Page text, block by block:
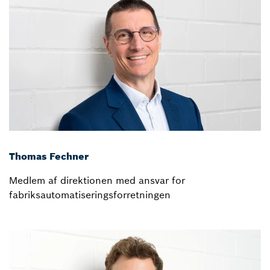
Thomas Fechner
Medlem af direktionen med ansvar for
fabriksautomatiseringsforretningen